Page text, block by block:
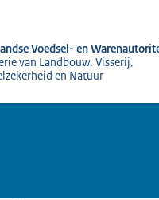
Voedsel- en
van Landbouw, Visserij,
en Natuur